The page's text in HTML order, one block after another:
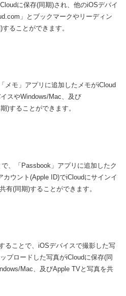
に保存(同期)され、他のiOSデバイ
」とブックマークやリーディン
ることができます。
メモ」アプリに追加したメモがiCloud
スやWindows/Mac、及び
)することができます。
、「Passbook」アプリに追加したク
ウント(Apple ID)でiCloudにサインイ
有(同期)することができます。
ることで、iOSデバイスで撮影した写
プロードした写真がiCloudに保存(同
Mac、及びApple TVと写真を共